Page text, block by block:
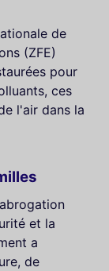
de
(ZFE)
pour
ces
l'air dans la
et la
a
de